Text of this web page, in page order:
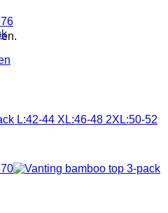
L:42-44 XL:46-48 2XL:50-52